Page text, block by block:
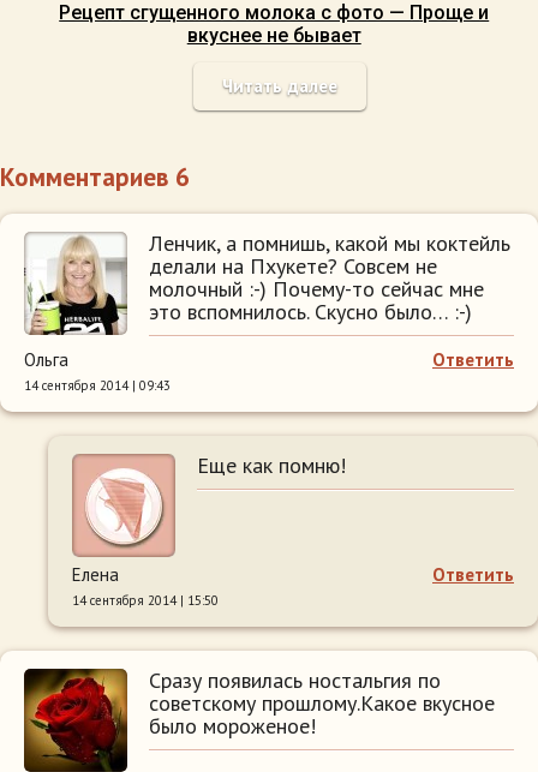
Рецепт сгущенного молока с фото — Проще и
вкуснее не бывает
Читать далее
Комментариев 6
Ленчик, а помнишь, какой мы коктейль
делали на Пхукете? Совсем не
молочный :-) Почему-то сейчас мне
это вспомнилось. Скусно было… :-)
Ответить
Ольга
14 сентября 2014 | 09:43
Еще как помню!
Ответить
Елена
14 сентября 2014 | 15:50
Сразу появилась ностальгия по
советскому прошлому.Какое вкусное
было мороженое!